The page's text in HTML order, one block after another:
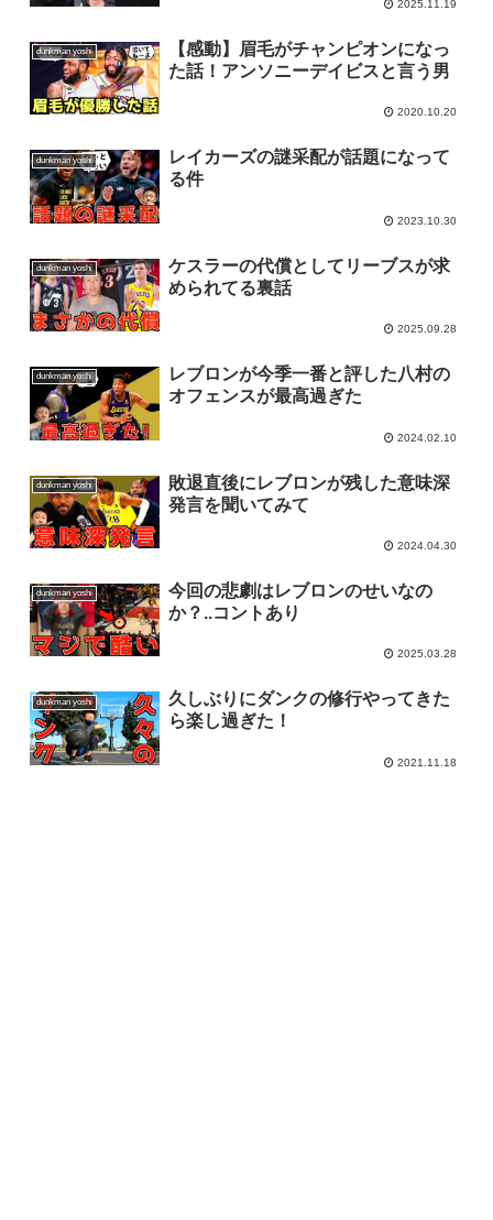
2025.11.19
dunkman yoshi
【感動】眉毛がチャンピオンになっ
た話！アンソニーデイビスと言う男
2020.10.20
dunkman yoshi
レイカーズの謎采配が話題になって
る件
2023.10.30
dunkman yoshi
ケスラーの代償としてリーブスが求
められてる裏話
2025.09.28
dunkman yoshi
レブロンが今季一番と評した八村の
オフェンスが最高過ぎた
2024.02.10
dunkman yoshi
敗退直後にレブロンが残した意味深
発言を聞いてみて
2024.04.30
dunkman yoshi
今回の悲劇はレブロンのせいなの
か？..コントあり
2025.03.28
dunkman yoshi
久しぶりにダンクの修行やってきた
ら楽し過ぎた！
2021.11.18